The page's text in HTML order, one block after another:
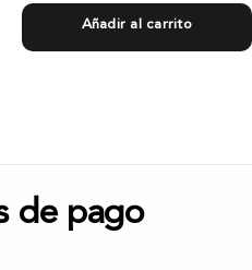
Añadir al carrito
de pago